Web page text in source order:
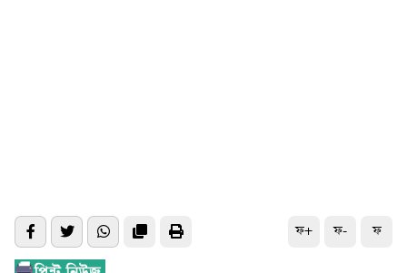
ফ+ ফ- ফ